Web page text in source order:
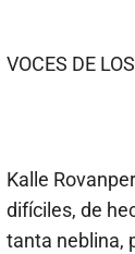
VOCES DE
Kalle
difíciles, de
tanta neblina,